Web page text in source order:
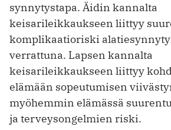
synnytystapa. Äidin kannalta
keisarileikkaukseen liittyy
komplikaatioriski
verrattuna. Lapsen kannalta
keisarileikkaukseen liittyy
elämään sopeutumisen
myöhemmin elämässä
ja terveysongelmien riski.